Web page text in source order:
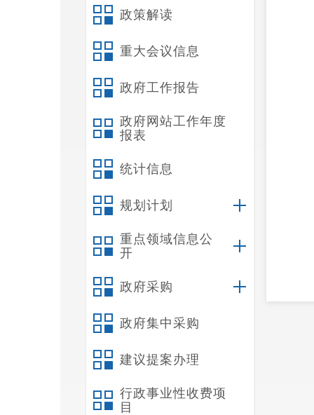
政策解读
重大会议信息
政府工作报告
政府网站工作年度
报表
统计信息
规划计划
重点领域信息公
开
政府采购
政府集中采购
建议提案办理
行政事业性收费项
目